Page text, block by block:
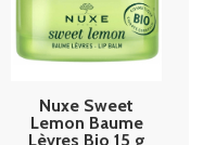
Nuxe Sweet
Lemon Baume
Lèvres Bio 15 g